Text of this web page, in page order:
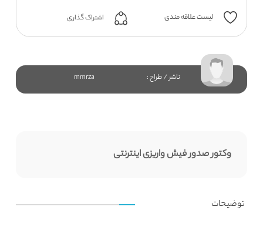
لیست علاقه مندی اشتراک گذاری
ناشر / طراح : mmrza
وکتور صدور فیش واریزی اینترنتی
توضیحات